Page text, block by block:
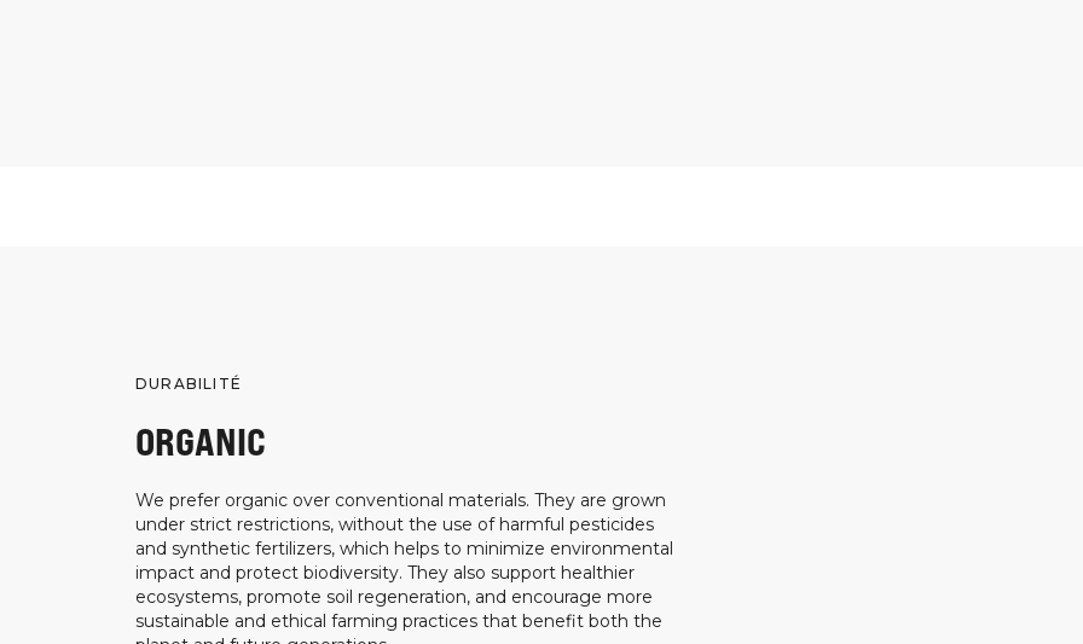
DURABILITÉ
ORGANIC
We prefer organic over conventional materials. They are grown
under strict restrictions, without the use of harmful pesticides
and synthetic fertilizers, which helps to minimize environmental
impact and protect biodiversity. They also support healthier
ecosystems, promote soil regeneration, and encourage more
sustainable and ethical farming practices that benefit both the